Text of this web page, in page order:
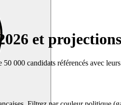
et
000 candidats référencés avec